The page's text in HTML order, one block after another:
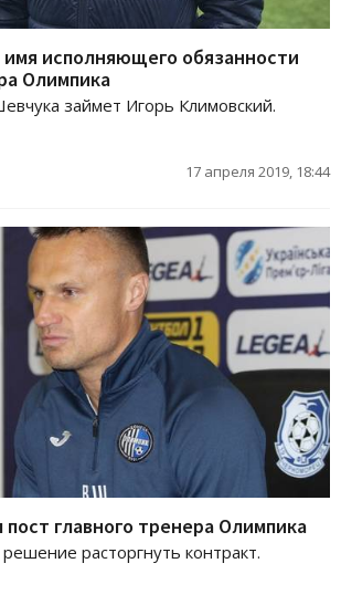
имя исполняющего обязанности
Олимпика
займет Игорь Климовский.
17 апреля 2019, 18:44
главного тренера Олимпика
расторгнуть контракт.